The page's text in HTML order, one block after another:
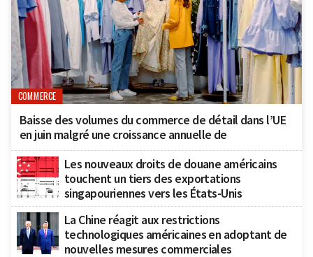
COMMERCE
Baisse des volumes du commerce de détail dans l’UE
en juin malgré une croissance annuelle de
Les nouveaux droits de douane américains
touchent un tiers des exportations
singapouriennes vers les États-Unis
La Chine réagit aux restrictions
technologiques américaines en adoptant de
nouvelles mesures commerciales